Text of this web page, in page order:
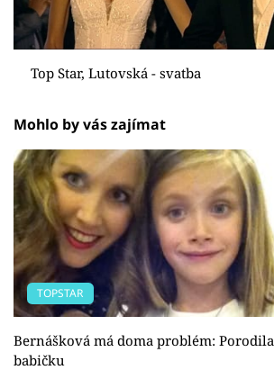
Top Star, Lutovská - svatba
Mohlo by vás zajímat
TOPSTAR
Bernášková má doma problém: Porodila
babičku